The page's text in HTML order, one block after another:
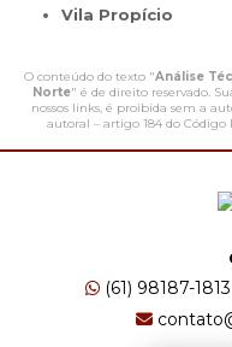
Vila Propício
O conteúdo do texto "Análise
Norte" é de direito reservado.
nossos links, é proibida sem a
autoral – artigo 184 do Código
(61) 98187-1813